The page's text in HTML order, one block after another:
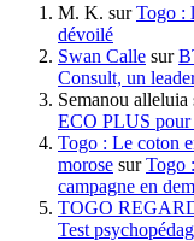
M. K. surTogo :
dévoilé
Swan Calle sur
Consult, un
Semanou alleluia
ECO PLUS pour
Togo : Le coton
morose surTogo
campagne en
TOGO
Test